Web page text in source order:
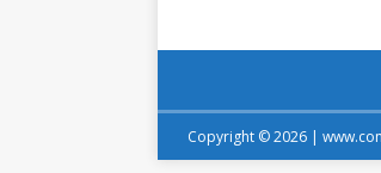
Copyright © 2026 |